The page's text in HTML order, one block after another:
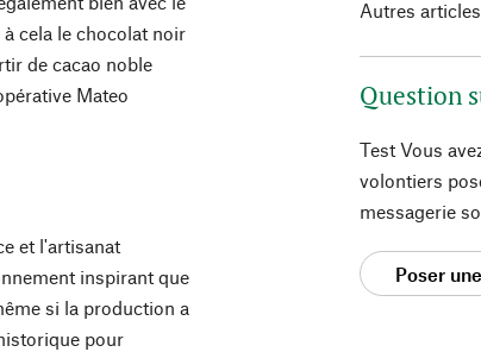
cela le chocolat noir
de cacao noble
Mateo
et l'artisanat
inspirant que
si la production a
pour
Autres
Question
Test Vous
volontiers
messagerie
Poser